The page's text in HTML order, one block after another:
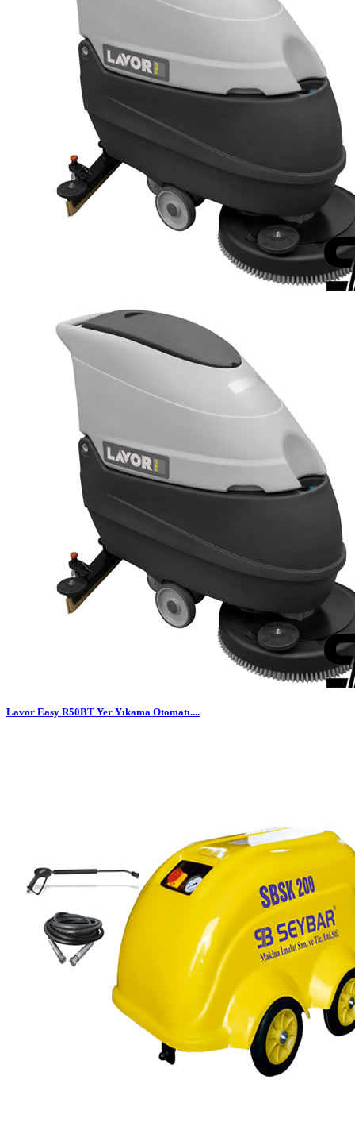
Lavor Easy R50BT Yer Yıkama Otomatı....